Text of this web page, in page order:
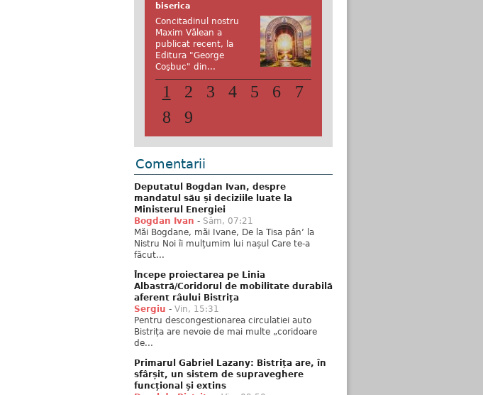
biserica
Concitadinul nostru
Maxim Vălean a
publicat recent, la
Editura "George
Coşbuc" din...
1 2 3 4 5 6
7
8
9
Comentarii
Deputatul Bogdan Ivan, despre
mandatul său și deciziile luate la
Ministerul Energiei
Bogdan Ivan - Sâm, 07:21
Măi Bogdane, măi Ivane, De la Tisa pân’ la
Nistru Noi îi mulțumim lui nașul Care te-a
făcut...
Începe proiectarea pe Linia
Albastră/Coridorul de mobilitate durabilă
aferent râului Bistrița
Sergiu - Vin, 15:31
Pentru descongestionarea circulatiei auto
Bistrița are nevoie de mai multe „coridoare
de...
Primarul Gabriel Lazany: Bistrița are, în
sfârșit, un sistem de supraveghere
funcțional și extins